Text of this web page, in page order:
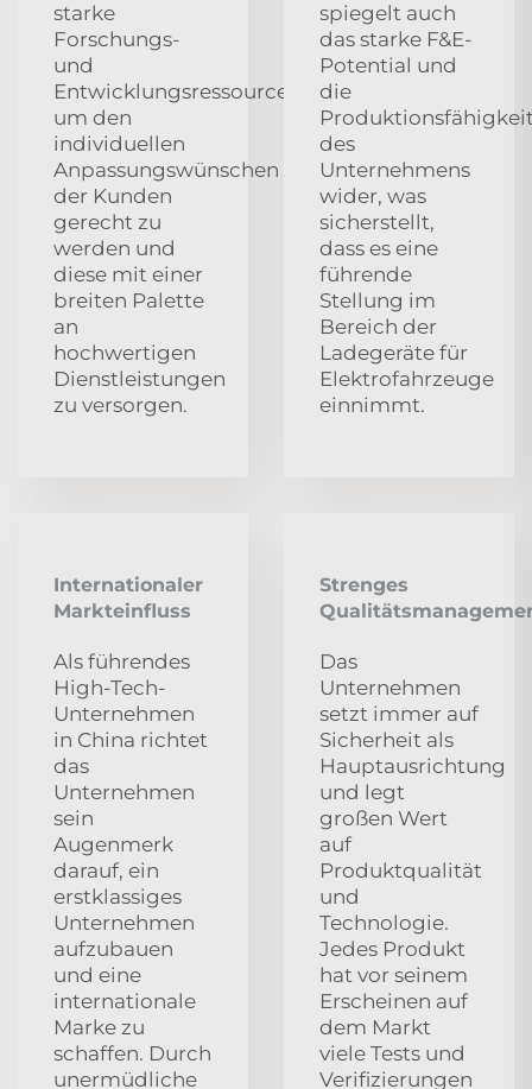
starke
Forschungs-
und
Entwicklungsressourcen,
um den
individuellen
Anpassungswünschen
der Kunden
gerecht zu
werden und
diese mit einer
breiten Palette
an
hochwertigen
Dienstleistungen
zu versorgen.
spiegelt auch
das starke F&E-
Potential und
die
des
Unternehmens
wider, was
sicherstellt,
dass es eine
führende
Stellung im
Bereich der
Ladegeräte für
Elektrofahrzeuge
einnimmt.
Internationaler
Markteinfluss
Als führendes
High-Tech-
Unternehmen
in China richtet
das
Unternehmen
sein
Augenmerk
darauf, ein
erstklassiges
Unternehmen
aufzubauen
und eine
internationale
Marke zu
schaffen. Durch
unermüdliche
Strenges
Das
Unternehmen
setzt immer auf
Sicherheit als
Hauptausrichtung
und legt
großen Wert
auf
Produktqualität
und
Technologie.
Jedes Produkt
hat vor seinem
Erscheinen auf
dem Markt
viele Tests und
Verifizierungen